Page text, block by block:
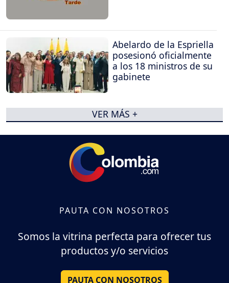
Abelardo de la Espriella
posesionó oficialmente
a los 18 ministros de su
gabinete
VER MÁS +
PAUTA CON NOSOTROS
Somos la vitrina perfecta para ofrecer tus
productos y/o servicios
PAUTA CON NOSOTROS